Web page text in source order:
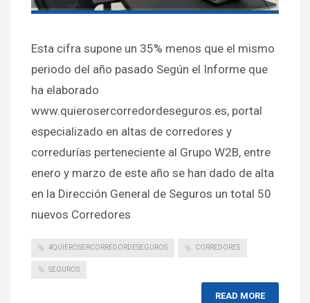
Esta cifra supone un 35% menos que el mismo
periodo del año pasado Según el Informe que
ha elaborado
www.quierosercorredordeseguros.es, portal
especializado en altas de corredores y
corredurías perteneciente al Grupo W2B, entre
enero y marzo de este año se han dado de alta
en la Dirección General de Seguros un total 50
nuevos Corredores
#QUIEROSERCORREDORDESEGUROS CORREDORES
SEGUROS
READ MORE